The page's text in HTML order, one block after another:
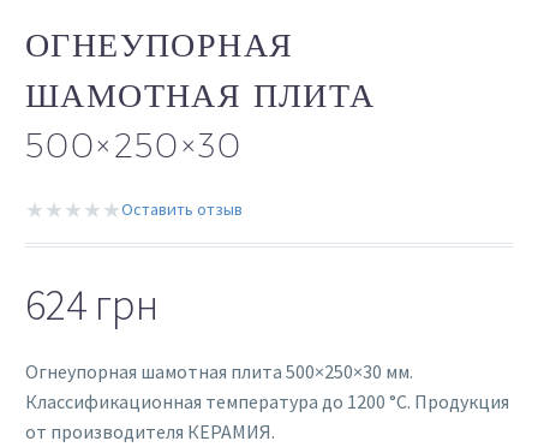
ОГНЕУПОРНАЯ
ШАМОТНАЯ ПЛИТА
500×250×30
★★★★★Оставить отзыв
624 грн
Огнеупорная шамотная плита 500×250×30 мм.
Классификационная температура до 1200 °C. Продукция
от производителя КЕРАМИЯ.